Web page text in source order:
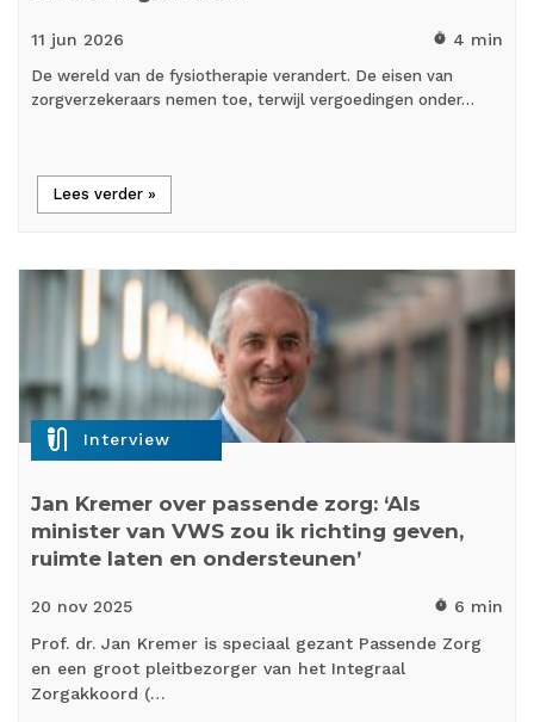
11 jun 2026 timer 4 min
De wereld van de fysiotherapie verandert. De eisen van
zorgverzekeraars nemen toe, terwijl vergoedingen onder…
Lees verder »
mic_external_on Interview
Jan Kremer over passende zorg: ‘Als
minister van VWS zou ik richting geven,
ruimte laten en ondersteunen’
20 nov 2025 timer 6 min
Prof. dr. Jan Kremer is speciaal gezant Passende Zorg
en een groot pleitbezorger van het Integraal
Zorgakkoord (…